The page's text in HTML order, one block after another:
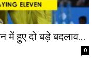
में हुए दो बड़े बदलाव...
0